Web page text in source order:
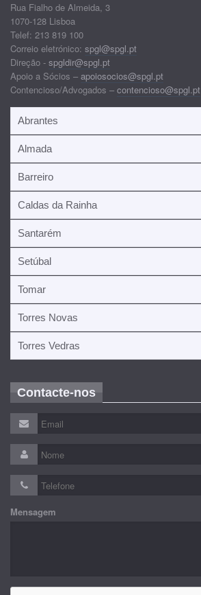
Rua Fialho de Almeida, 3
1070-128 Lisboa
Telef: 213 819 100
Correio eletrónico: spgl@spgl.pt
Direção - spgldir@spgl.pt
Apoio a Sócios – apoiosocios@spgl.pt
Contencioso/Advogados – contencioso@spgl.pt
Abrantes
Almada
Barreiro
Caldas da Rainha
Santarém
Setúbal
Tomar
Torres Novas
Torres Vedras
Contacte-nos
Mensagem